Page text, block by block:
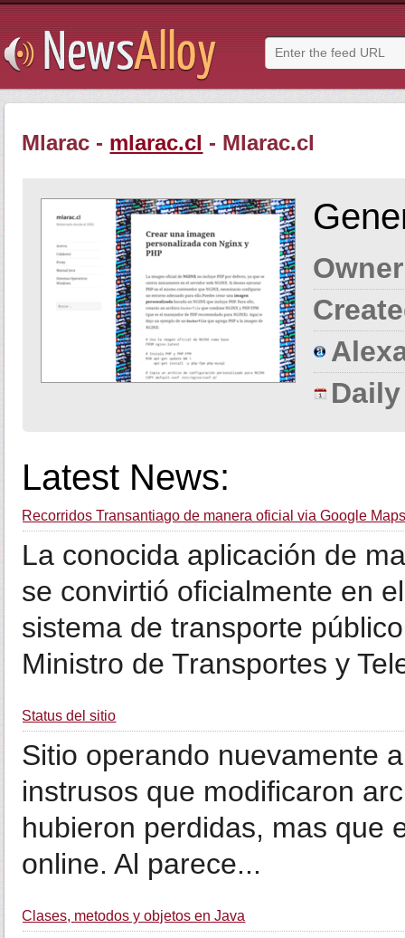
Mlarac - mlarac.cl - Mlarac.cl
Latest News:
Recorridos Transantiago de manera oficial via Google
La conocida aplicación de
se convirtió oficialmente en
sistema de transporte
Ministro de Transportes y
Status del sitio
Sitio operando nuevamente
instrusos que modificaron
hubieron perdidas, mas que
online. Al parece...
Clases, metodos y objetos en Java